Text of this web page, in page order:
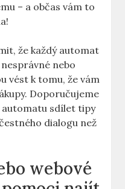
– a občas vám to
že každý automat
nebo
vést k tomu, že vám
Doporučujeme
sdílet tipy
dialogu než
webové